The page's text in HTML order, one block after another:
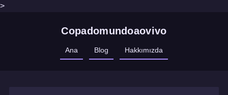
>
Copadomundoaovivo
Ana Blog Hakkımızda